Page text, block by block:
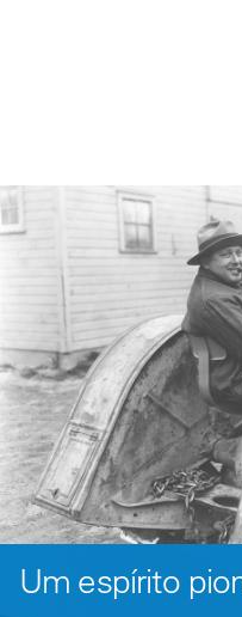
Um espírito